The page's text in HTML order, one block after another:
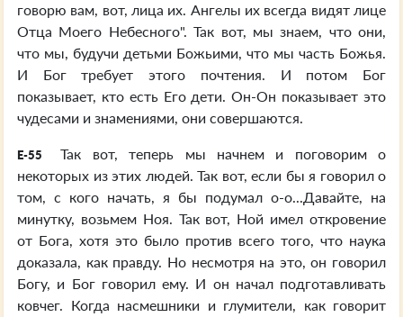
говорю вам, вот, лица их. Ангелы их всегда видят лице
Отца Моего Небесного". Так вот, мы знаем, что они,
что мы, будучи детьми Божьими, что мы часть Божья.
И Бог требует этого почтения. И потом Бог
показывает, кто есть Его дети. Он-Он показывает это
чудесами и знамениями, они совершаются.
E-55
Так вот, теперь мы начнем и поговорим о
некоторых из этих людей. Так вот, если бы я говорил о
том, с кого начать, я бы подумал о-о...Давайте, на
минутку, возьмем Ноя. Так вот, Ной имел откровение
от Бога, хотя это было против всего того, что наука
доказала, как правду. Но несмотря на это, он говорил
Богу, и Бог говорил ему. И он начал подготавливать
ковчег. Когда насмешники и глумители, как говорит